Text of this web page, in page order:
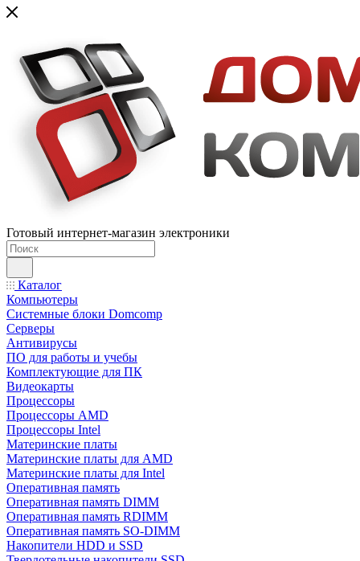
Готовый интернет-магазин электроники
Каталог
Компьютеры
Системные блоки Domcomp
Серверы
Антивирусы
ПО для работы и учебы
Комплектующие для ПК
Видеокарты
Процессоры
Процессоры AMD
Процессоры Intel
Материнские платы
Материнские платы для AMD
Материнские платы для Intel
Оперативная память
Оперативная память DIMM
Оперативная память RDIMM
Оперативная память SO-DIMM
Накопители HDD и SSD